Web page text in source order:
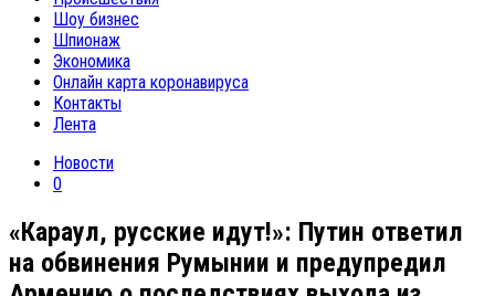
Шоу бизнес
Шпионаж
Экономика
Онлайн карта коронавируса
Контакты
Лента
Новости
0
«Караул, русские идут!»: Путин ответил
на обвинения Румынии и предупредил